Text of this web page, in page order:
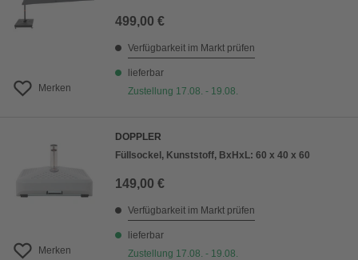
Merken
499,00 €
Verfügbarkeit im Markt prüfen
lieferbar
Zustellung 17.08. - 19.08.
Merken
DOPPLER
Füllsockel, Kunststoff, BxHxL: 60 x 40 x 60
149,00 €
Verfügbarkeit im Markt prüfen
lieferbar
Zustellung 17.08. - 19.08.